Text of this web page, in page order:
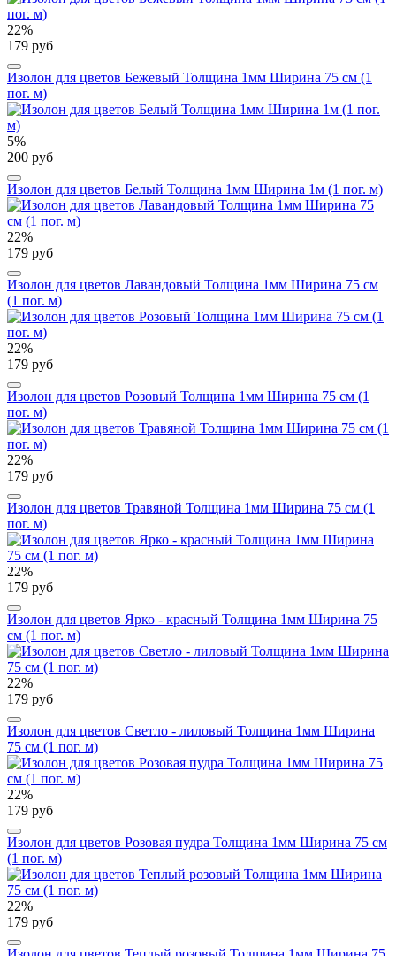
22%
179 руб
Изолон для цветов Бежевый Толщина 1мм Ширина 75 см (1
пог. м)
5%
200 руб
Изолон для цветов Белый Толщина 1мм Ширина 1м (1 пог. м)
22%
179 руб
Изолон для цветов Лавандовый Толщина 1мм Ширина 75 см
(1 пог. м)
22%
179 руб
Изолон для цветов Розовый Толщина 1мм Ширина 75 см (1
пог. м)
22%
179 руб
Изолон для цветов Травяной Толщина 1мм Ширина 75 см (1
пог. м)
22%
179 руб
Изолон для цветов Ярко - красный Толщина 1мм Ширина 75
см (1 пог. м)
22%
179 руб
Изолон для цветов Светло - лиловый Толщина 1мм Ширина
75 см (1 пог. м)
22%
179 руб
Изолон для цветов Розовая пудра Толщина 1мм Ширина 75 см
(1 пог. м)
22%
179 руб